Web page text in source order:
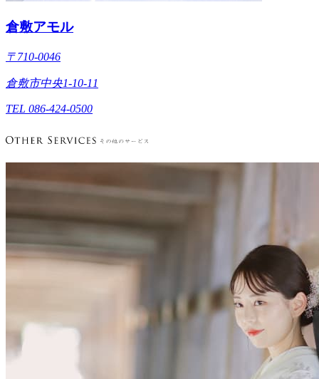
倉敷アモル
〒710-0046
倉敷市中央1-10-11
TEL 086-424-0500